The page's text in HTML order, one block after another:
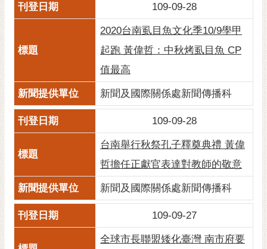
市府動態
市府團隊
市政資訊
市民互動
偉
哲
螢
光
109-09-28
2020台南虱目魚文化季10/9學甲
起跑 黃偉哲：中秋烤虱目魚 CP
值最高
新聞及國際關係處新聞傳播科
109-09-28
台南舉行秋祭孔子釋奠典禮 黃偉
哲擔任正獻官表達對教師的敬意
新聞及國際關係處新聞傳播科
109-09-27
全球市長聯盟矮化臺灣 南市府要